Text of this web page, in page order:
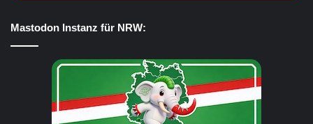
Mastodon Instanz für NRW: